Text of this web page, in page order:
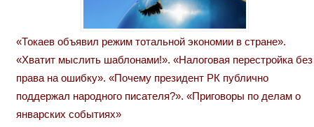
«Токаев объявил режим тотальной экономии в стране».
«Хватит мыслить шаблонами!». «Налоговая перестройка без
права на ошибку». «Почему президент РК публично
поддержал народного писателя?». «Приговоры по делам о
январских событиях»